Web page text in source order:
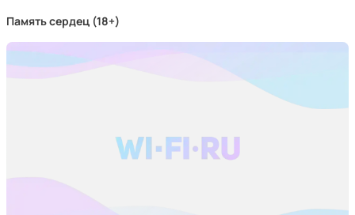
Память сердец (18+)